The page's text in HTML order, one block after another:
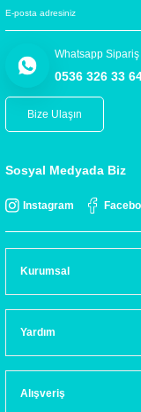
Whatsapp Sipariş
0536 326 33
Bize Ulaşın
Sosyal Medyada Biz
Instagram
Kurumsal
Yardım
Alışveriş